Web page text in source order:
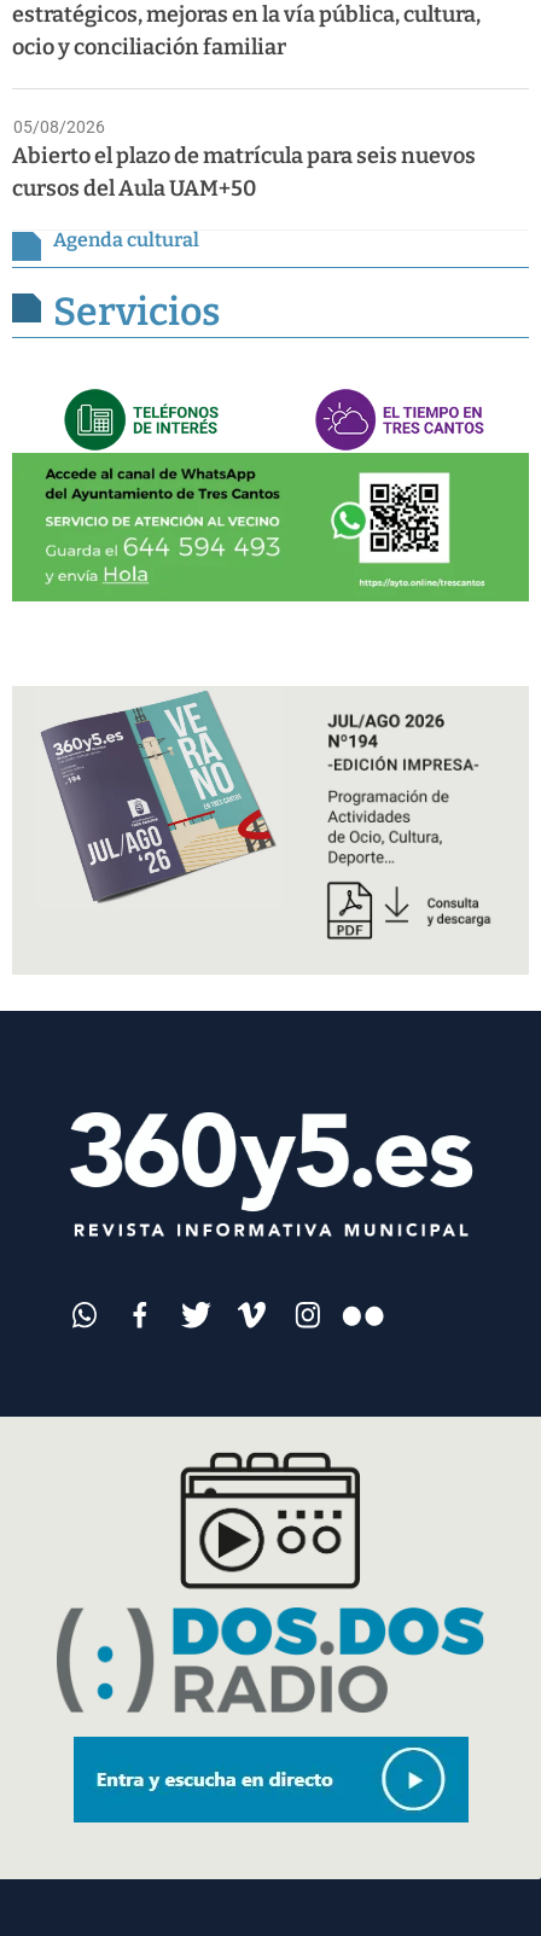
estratégicos, mejoras en la vía pública, cultura,
ocio y conciliación familiar
05/08/2026
Abierto el plazo de matrícula para seis nuevos
cursos del Aula UAM+50
Agenda cultural
Servicios